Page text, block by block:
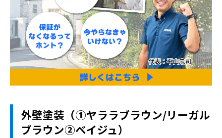
外壁塗装（➀ヤララブラウン/リーガル
ブラウン②ベイジュ）